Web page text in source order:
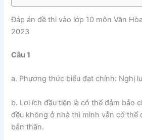
Đáp án đề thi vào lớp 10 môn Văn
2023
Câu 1
a. Phương thức biểu đạt chính: Nghị
b. Lợi ích đầu tiên là có thể đảm bảo
đều không ở nhà thì mình vẫn có thể
bản thân.